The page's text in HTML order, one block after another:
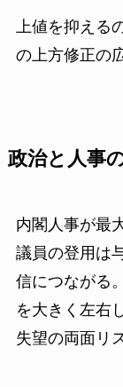
上値を抑える
の上方修正の
政治と人事
内閣人事が最
議員の登用は
信につながる
を大きく左右
失望の両面リ